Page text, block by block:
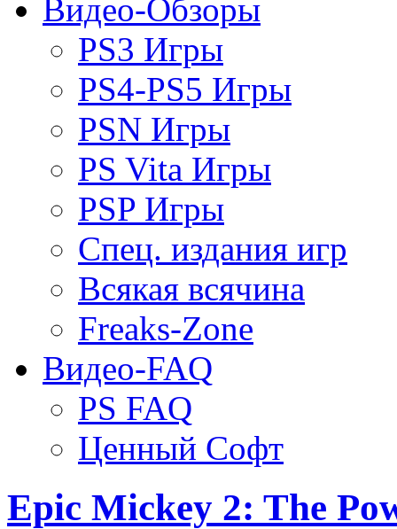
Видео-Обзоры
PS3 Игры
PS4-PS5 Игры
PSN Игры
PS Vita Игры
PSP Игры
Спец. издания игр
Всякая всячина
Freaks-Zone
Видео-FAQ
PS FAQ
Ценный Софт
Epic Mickey 2: The